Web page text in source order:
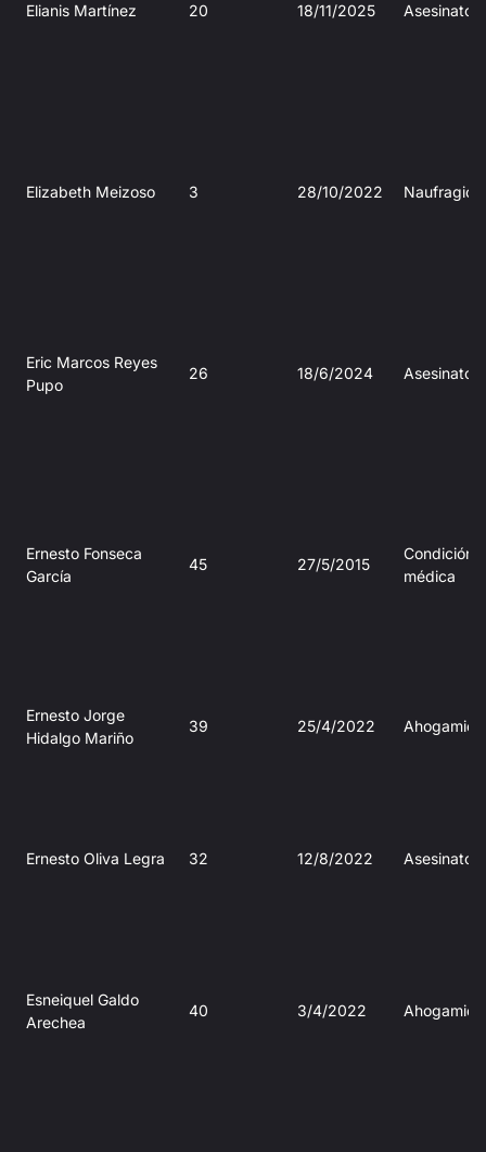
Elianis Martínez 20 18/11/2025 Asesinato
Elizabeth Meizoso 3 28/10/2022 Naufragio
Eric Marcos Reyes
Pupo
26 18/6/2024 Asesinato
Ernesto Fonseca
García
45 27/5/2015
Condición
médica
Ernesto Jorge
Hidalgo Mariño
39 25/4/2022
Ernesto Oliva Legra 32 12/8/2022 Asesinato
Esneiquel Galdo
Arechea
40 3/4/2022